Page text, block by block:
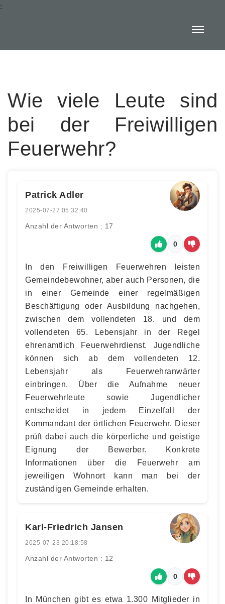
:
Wie viele Leute sind
bei der Freiwilligen
Feuerwehr?
Patrick Adler
2025-07-27 05:32:40
Anzahl der Antworten : 17
0
In den Freiwilligen Feuerwehren leisten
Gemeindebewohner, aber auch Personen, die
in einer Gemeinde einer regelmäßigen
Beschäftigung oder Ausbildung nachgehen,
zwischen dem vollendeten 18. und dem
vollendeten 65. Lebensjahr in der Regel
ehrenamtlich Feuerwehrdienst. Jugendliche
können sich ab dem vollendeten 12.
Lebensjahr als Feuerwehranwärter
einbringen. Über die Aufnahme neuer
Feuerwehrleute sowie Jugendlicher
entscheidet in jedem Einzelfall der
Kommandant der örtlichen Feuerwehr. Dieser
prüft dabei auch die körperliche und geistige
Eignung der Bewerber. Konkrete
Informationen über die Feuerwehr am
jeweiligen Wohnort kann man bei der
zuständigen Gemeinde erhalten.
Karl-Friedrich Jansen
2025-07-23 20:18:58
Anzahl der Antworten : 12
0
In München gibt es etwa 1.300 Mitglieder in